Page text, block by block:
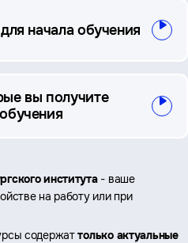
начала обучения
вы получите
института- ваше
на работу или при
содержаттолько актуальные